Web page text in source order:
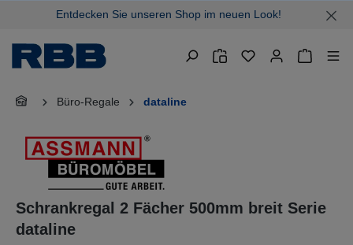
springenEntdecken Sie unseren Shop im neuen Look!
Büro-Regale dataline
Schrankregal 2 Fächer 500mm breit Serie
dataline